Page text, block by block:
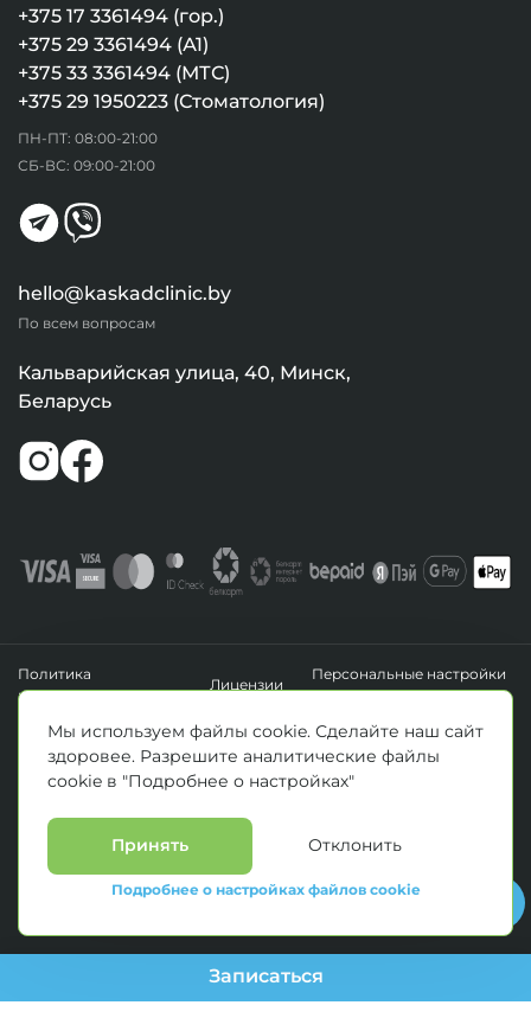
Записаться
+375 17 3361494 (гор.)
+375 29 3361494 (А1)
+375 33 3361494 (МТС)
+375 29 1950223 (Стоматология)
ПН-ПТ: 08:00-21:00
СБ-ВС: 09:00-21:00
hello@kaskadclinic.by
По всем вопросам
Кальварийская улица, 40, Минск,
Беларусь
Политика
конфиденциальности
Лицензии
Персональные настройки
файлов cookie
Зарегистрировано Минским горисполкомом 14.04.2020 г.
© Все права защищены 2026. ООО «Клиника Каскад»
Материалы, размещенные на данной странице, носят информационный
должны использовать их в качестве медицинских рекомендаций.
Определение диагноза и выбор методики лечения остается исключительной
прерогативой вашего лечащего врача! * Цены, указанные на сайте
приведены как справочная информация и не являются публичной офертой.
С полным прейскурантом на оказываемые медицинские услуги можно
Мы используем файлы cookie. Сделайте наш сайт
здоровее. Разрешите аналитические файлы
cookie в "Подробнее о настройках"
Принять Отклонить
Подробнее о настройках файлов cookie